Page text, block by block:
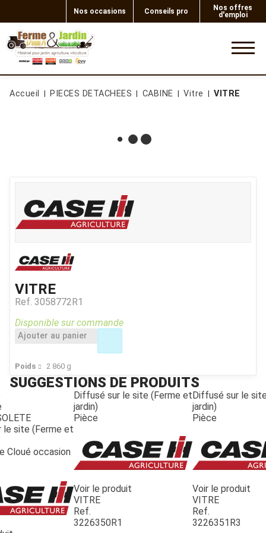
Nos occasions Conseils pro
Nos offres
d'emploi
Accueil PIECES DETACHEES CABINE Vitre VITRE
VITRE
Ref. 3058772R1
Poids 2 860 g
Disponible sur commande
Ajouter au panier
SUGGESTIONS DE PRODUITS
le site (Ferme et
Cloué occasion
Diffusé sur le site (Ferme et
jardin)
Pièce
Voir le produit
VITRE
Ref.
3226350R1
Diffusé sur le
jardin)
Pièce
Voir le produit
VITRE
Ref.
3226351R3